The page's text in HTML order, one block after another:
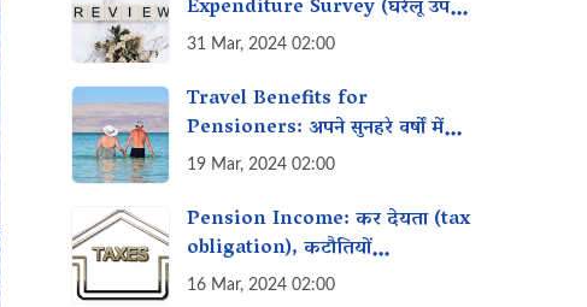
Expenditure Survey (घरेलू उपभोग
व्यय सर्वेक्षण) क्या है?
31 Mar, 2024 02:00
Travel Benefits for
Pensioners: अपने सुनहरे वर्षों में
सुनहरी यादें बनाएं
19 Mar, 2024 02:00
Pension Income: कर देयता (tax
obligation), कटौतियों
(deductions) और लाभ (benefits)
16 Mar, 2024 02:00